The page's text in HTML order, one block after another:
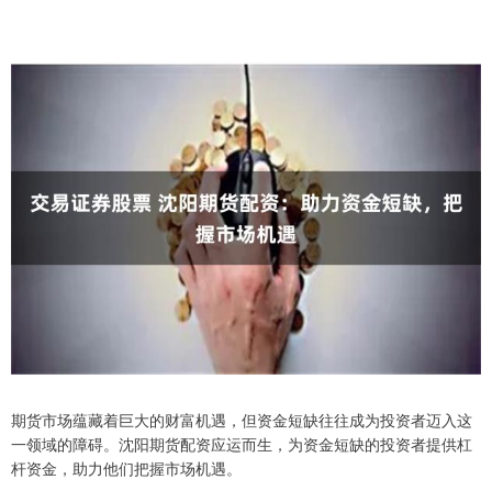
期货市场蕴藏着巨大的财富机遇，但资金短缺往往成为投资者迈入这
一领域的障碍。沈阳期货配资应运而生，为资金短缺的投资者提供杠
杆资金，助力他们把握市场机遇。